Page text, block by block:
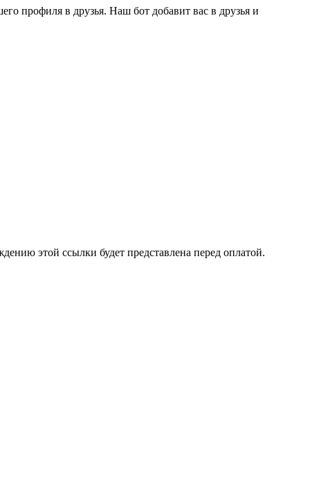
профиля в друзья. Наш бот добавит вас в друзья и
этой ссылки будет представлена перед оплатой.